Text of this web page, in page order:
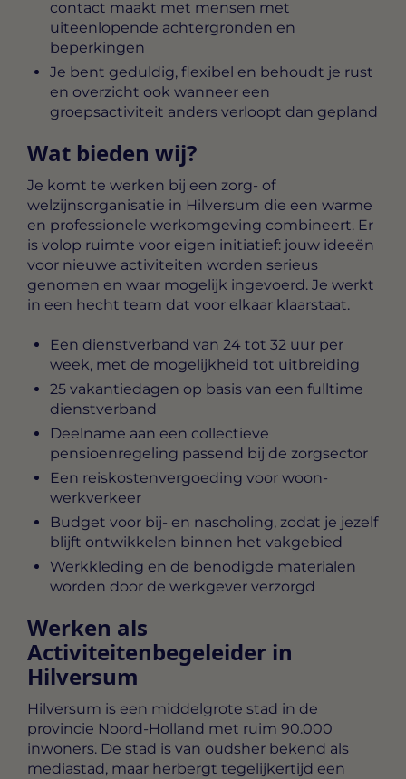
contact maakt met mensen met
uiteenlopende achtergronden en
beperkingen
Je bent geduldig, flexibel en behoudt je rust
en overzicht ook wanneer een
groepsactiviteit anders verloopt dan gepland
Wat bieden wij?
Je komt te werken bij een zorg- of
welzijnsorganisatie in Hilversum die een warme
en professionele werkomgeving combineert. Er
is volop ruimte voor eigen initiatief: jouw ideeën
voor nieuwe activiteiten worden serieus
genomen en waar mogelijk ingevoerd. Je werkt
in een hecht team dat voor elkaar klaarstaat.
Een dienstverband van 24 tot 32 uur per
week, met de mogelijkheid tot uitbreiding
25 vakantiedagen op basis van een fulltime
dienstverband
Deelname aan een collectieve
pensioenregeling passend bij de zorgsector
Een reiskostenvergoeding voor woon-
werkverkeer
Budget voor bij- en nascholing, zodat je jezelf
blijft ontwikkelen binnen het vakgebied
Werkkleding en de benodigde materialen
worden door de werkgever verzorgd
Werken als
Activiteitenbegeleider in
Hilversum
Hilversum is een middelgrote stad in de
provincie Noord-Holland met ruim 90.000
inwoners. De stad is van oudsher bekend als
mediastad, maar herbergt tegelijkertijd een